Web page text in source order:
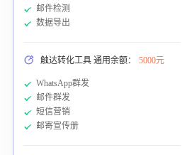
邮件检测
数据导出
触达转化工具 通用余额： 5000元
WhatsApp群发
邮件群发
短信营销
邮寄宣传册